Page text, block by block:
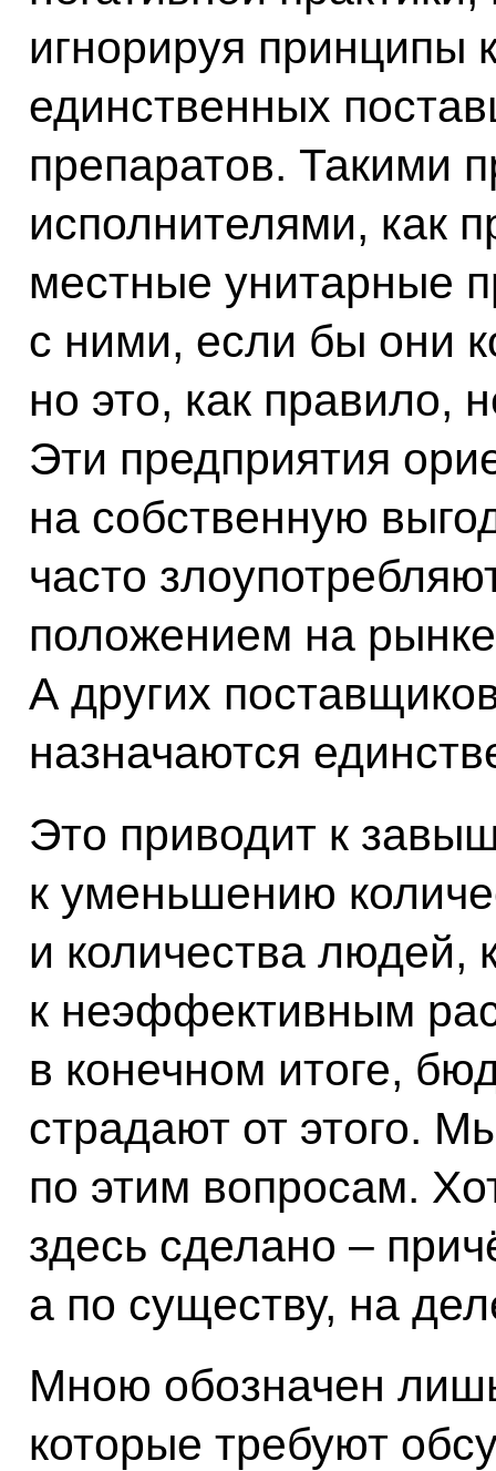
игнорируя принципы
единственных
препаратов. Такими
исполнителями, как
местные унитарные
с ними, если бы они
но это, как правило,
Эти предприятия
на собственную
часто
положением на
А других
назначаются
Это приводит к
к уменьшению
и количества людей,
к неэффективным
в конечном итоге,
страдают от этого.
по этим вопросам.
здесь сделано –
а по существу, на
Мною обозначен
которые требуют